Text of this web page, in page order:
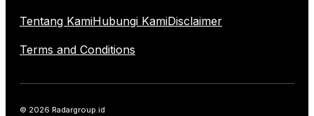
Tentang KamiHubungi KamiDisclaimer
Terms and Conditions
© 2026 Radargroup.id